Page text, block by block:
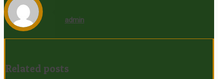
admin
Related posts